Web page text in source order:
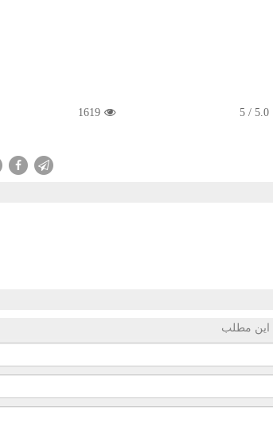
5.0
/
5
1619
این مطلب